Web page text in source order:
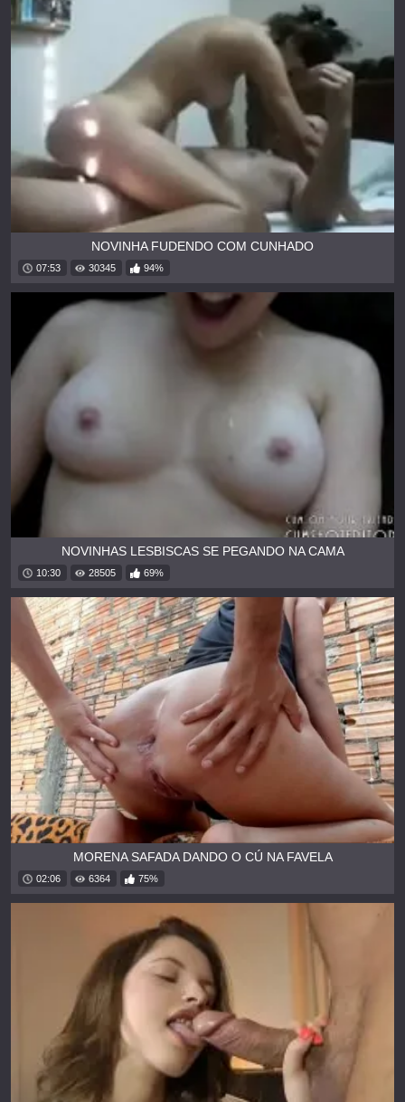
NOVINHA FUDENDO COM CUNHADO
07:53 30345 94%
NOVINHAS LESBISCAS SE PEGANDO NA CAMA
10:30 28505 69%
MORENA SAFADA DANDO O CÚ NA FAVELA
02:06 6364 75%